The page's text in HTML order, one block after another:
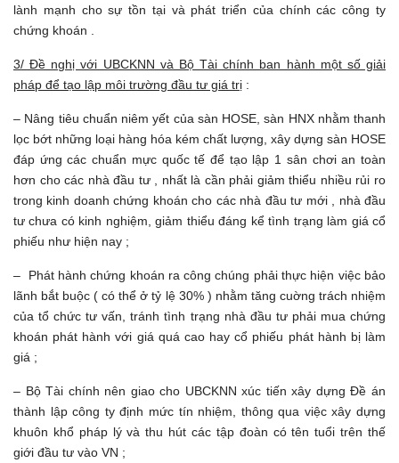
lành mạnh cho sự tồn tại và phát triển của chính các công ty
chứng khoán .
3/ Đề nghị với UBCKNN và Bộ Tài chính ban hành một số giải
pháp để tạo lập môi trường đầu tư giá trị :
– Nâng tiêu chuẩn niêm yết của sàn HOSE, sàn HNX nhằm thanh
lọc bớt những loại hàng hóa kém chất lượng, xây dựng sàn HOSE
đáp ứng các chuẩn mực quốc tế để tạo lập 1 sân chơi an toàn
hơn cho các nhà đầu tư , nhất là cần phải giảm thiểu nhiều rủi ro
trong kinh doanh chứng khoán cho các nhà đầu tư mới , nhà đầu
tư chưa có kinh nghiệm, giảm thiểu đáng kể tình trạng làm giá cổ
phiếu như hiện nay ;
– Phát hành chứng khoán ra công chúng phải thực hiện việc bảo
lãnh bắt buộc ( có thể ở tỷ lệ 30% ) nhằm tăng cuờng trách nhiệm
của tổ chức tư vấn, tránh tình trạng nhà đầu tư phải mua chứng
khoán phát hành với giá quá cao hay cổ phiếu phát hành bị làm
giá ;
– Bộ Tài chính nên giao cho UBCKNN xúc tiến xây dựng Đề án
thành lập công ty định mức tín nhiệm, thông qua việc xây dựng
khuôn khổ pháp lý và thu hút các tập đoàn có tên tuổi trên thế
giới đầu tư vào VN ;